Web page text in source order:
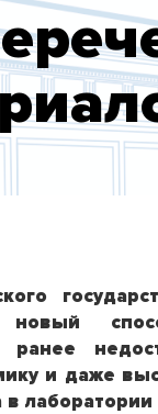
новый
ранее
и даже
в